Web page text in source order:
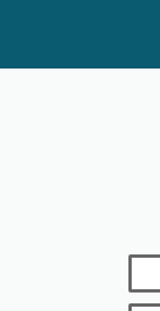
цонтент